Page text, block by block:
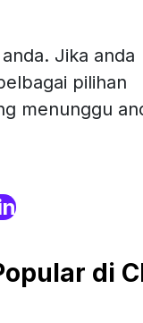
Jika anda
pilihan
menunggu
di